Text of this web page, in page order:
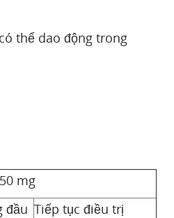
thể dao động trong
mg
đầu Tiếp tục điều trị